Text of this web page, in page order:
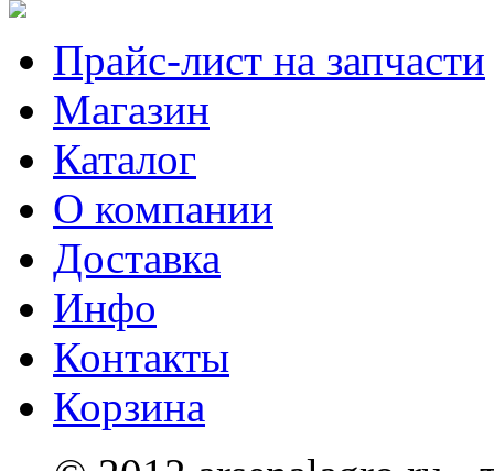
Прайс-лист на запчасти
Магазин
Каталог
О компании
Доставка
Инфо
Контакты
Корзина